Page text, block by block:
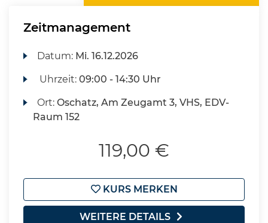
Zeitmanagement
Datum: Mi. 16.12.2026
Uhrzeit:09:00 - 14:30 Uhr
Ort:Oschatz, Am Zeugamt 3, VHS, EDV-
Raum 152
119,00 €
KURS MERKEN
WEITERE DETAILS